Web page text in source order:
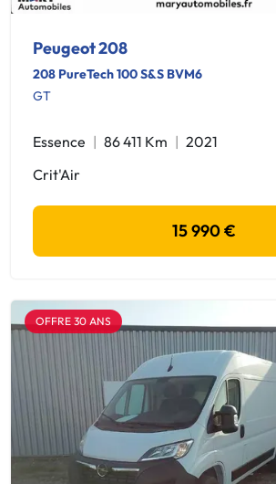
Peugeot 208
208 PureTech 100 S&S BVM6
GT
Essence 86 411 Km
2021
Crit'Air
15 990 €
OFFRE 30 ANS